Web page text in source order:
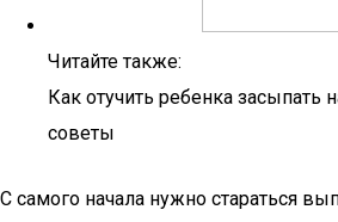
Читайте также:
Как отучить ребенка засыпать
советы
С самого начала нужно стараться